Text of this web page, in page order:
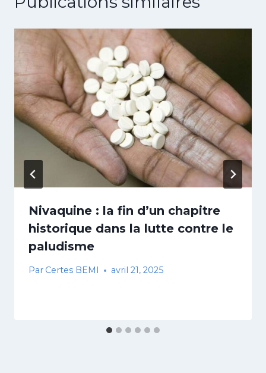
Nivaquine : la fin d’un chapitre
historique dans la lutte contre le
paludisme
Par Certes BEMI avril 21, 2025